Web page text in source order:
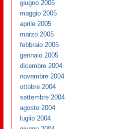
giugno 2005
maggio 2005
aprile 2005
marzo 2005
febbraio 2005
gennaio 2005
dicembre 2004
novembre 2004
ottobre 2004
settembre 2004
agosto 2004
luglio 2004